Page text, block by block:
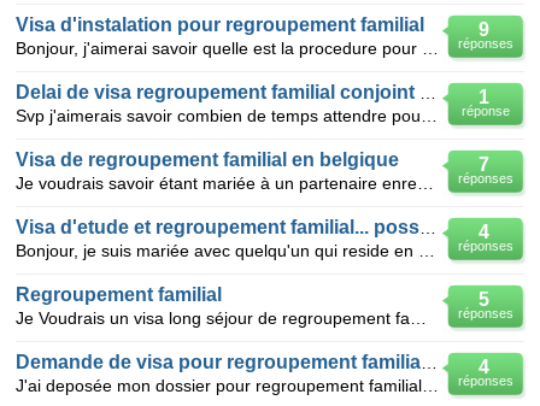
9
réponses
Visa d'instalation pour regroupement familial
1
réponse
7
réponses
Visa de regroupement familial en belgique
4
réponses
5
réponses
Regroupement familial
4
réponses